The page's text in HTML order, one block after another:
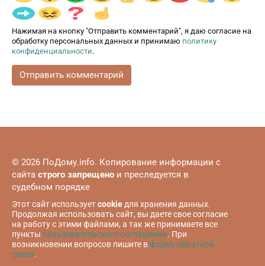
Нажимая на кнопку "Отправить комментарий", я даю согласие на
обработку персональных данных и принимаю политику
конфиденциальности.
© 2026 ПоДому.info. Копирование информации с
сайта строго запрещено и преследуется в
судебном порядке
Этот сайт используетcookie для хранения данных.
Продолжая использовать сайт, вы даете свое согласие
на работу с этими файлами, а так же принимаете все
пункты пользовательского соглашения. При
возникновении вопросов пишите вформу обратной
связи.